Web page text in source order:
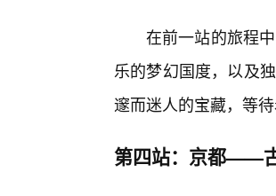
在前一站的旅程
乐的梦幻国度，以及
邃而迷人的宝藏，等
第四站：京都——